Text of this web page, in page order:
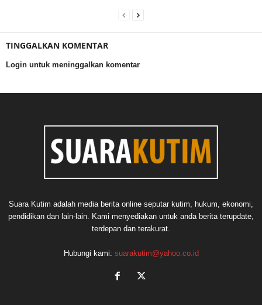
TINGGALKAN KOMENTAR
Login untuk meninggalkan komentar
Suara Kutim adalah media berita online seputar kutim, hukum, ekonomi,
pendidikan dan lain-lain. Kami menyediakan untuk anda berita terupdate,
terdepan dan terakurat.
Hubungi kami: suarakutim@yahoo.co.id